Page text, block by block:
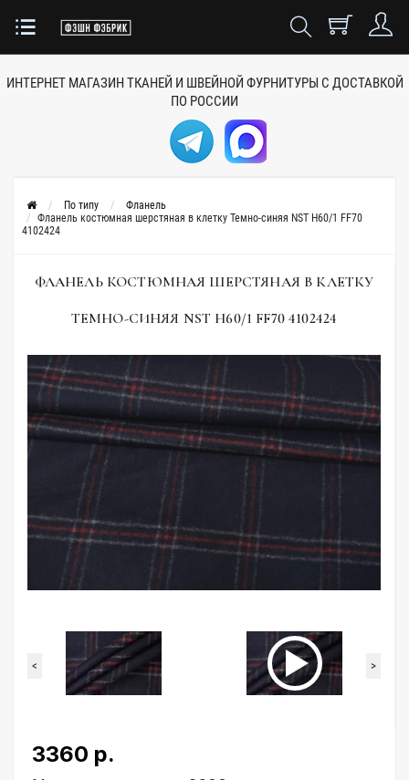
ИНТЕРНЕТ МАГАЗИН ТКАНЕЙ И ШВЕЙНОЙ ФУРНИТУРЫ С ДОСТАВКОЙ
ПО РОССИИ
По типу
Фланель
Фланель костюмная шерстяная в клетку Темно-синяя NST H60/1 FF70
4102424
ФЛАНЕЛЬ КОСТЮМНАЯ ШЕРСТЯНАЯ В КЛЕТКУ
ТЕМНО-СИНЯЯ NST H60/1 FF70 4102424
< >
3360 р.